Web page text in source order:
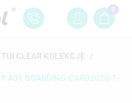
0
CLEAR KOLEKCJE
A01 BOARDING-CARD2020-1-